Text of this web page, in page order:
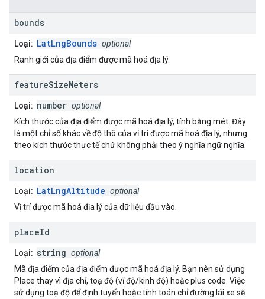
bounds
Loại: LatLngBounds optional
Ranh giới của địa điểm được mã hoá địa lý.
featureSizeMeters
Loại: number optional
Kích thước của địa điểm được mã hoá địa lý, tính bằng mét. Đây
là một chỉ số khác về độ thô của vị trí được mã hoá địa lý, nhưng
theo kích thước thực tế chứ không phải theo ý nghĩa ngữ nghĩa.
location
Loại: LatLngAltitude optional
Vị trí được mã hoá địa lý của dữ liệu đầu vào.
placeId
Loại: string optional
Mã địa điểm của địa điểm được mã hoá địa lý. Bạn nên sử dụng
Place thay vì địa chỉ, toạ độ (vĩ độ/kinh độ) hoặc plus code. Việc
sử dụng toạ độ để định tuyến hoặc tính toán chỉ đường lái xe sẽ